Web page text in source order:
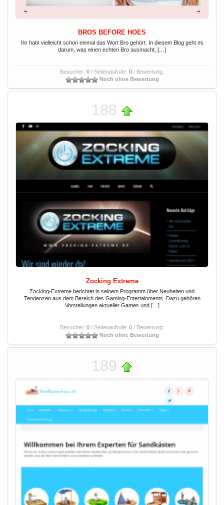
BROS BEFORE HOES
Ihr habt vielleicht schon einmal das Wort Bro gehört. In diesem Blog geht es
darum, was einen echten Bro ausmacht, […]
Besucher: 0 / Seitenaufrufe: 0 / Bewertung:
Noch ohne Bewertung
188
Zocking Extreme
Zocking-Extreme berichtet in seinem Programm über Neuheiten und
Tendenzen aus dem Bereich des Gaming-Entertainments. Dazu gehören
Vorstellungen aktueller Games und […]
Besucher: 0 / Seitenaufrufe: 0 / Bewertung:
Noch ohne Bewertung
189